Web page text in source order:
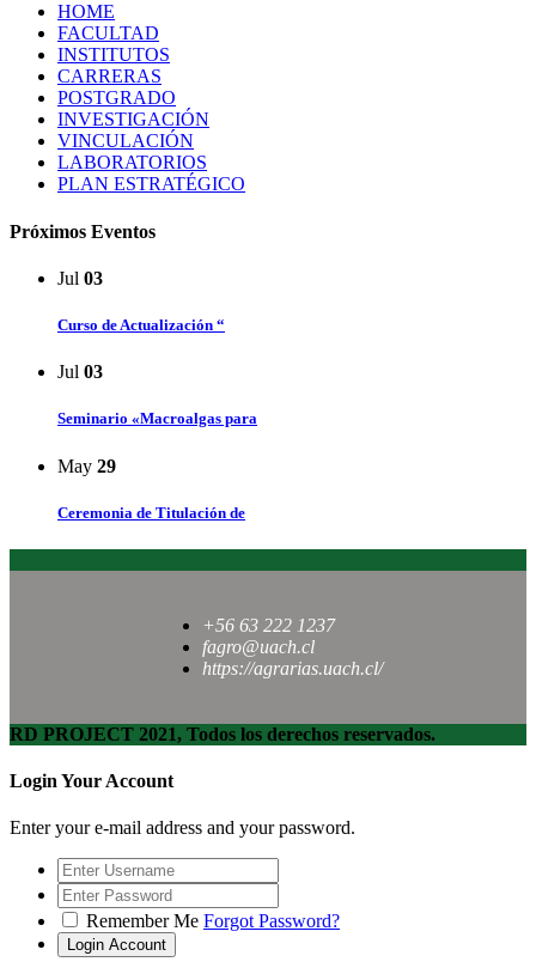
HOME
FACULTAD
INSTITUTOS
CARRERAS
POSTGRADO
INVESTIGACIÓN
VINCULACIÓN
LABORATORIOS
PLAN ESTRATÉGICO
Próximos Eventos
Jul 03
Curso de Actualización “
Jul 03
Seminario «Macroalgas para
May 29
Ceremonia de Titulación de
+56 63 222 1237
fagro@uach.cl
https://agrarias.uach.cl/
RD PROJECT 2021, Todos los derechos reservados.
Login Your Account
Enter your e-mail address and your password.
Remember Me Forgot Password?